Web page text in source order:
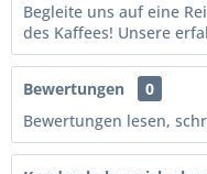
Begleite uns auf eine
des Kaffees! Unsere
Bewertungen
0
Bewertungen lesen,